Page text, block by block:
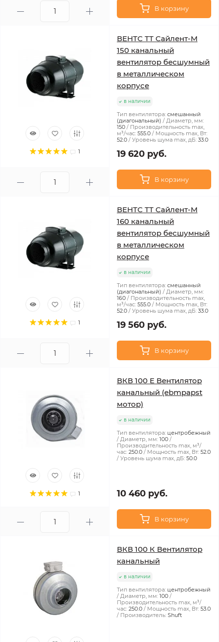
В корзину
1
ВЕНТС ТТ Сайлент-М
150 канальный
вентилятор бесшумный
в металлическом
корпусе
в наличии
Тип вентилятора: смешанный
(диагональный)
Диаметр, мм:
150
Производительность max,
м³/час: 555.0
Мощность max, Вт:
52.0
Уровень шума max, дБ: 33.0
19 620 руб.
В корзину
1
ВЕНТС ТТ Сайлент-М
160 канальный
вентилятор бесшумный
в металлическом
корпусе
в наличии
Тип вентилятора: смешанный
(диагональный)
Диаметр, мм:
160
Производительность max,
м³/час: 555.0
Мощность max, Вт:
52.0
Уровень шума max, дБ: 33.0
19 560 руб.
В корзину
1
ВКВ 100 Е Вентилятор
канальный (ebmpapst
мотор)
в наличии
Тип вентилятора: центробежный
Диаметр, мм: 100
Производительность max, м³/
час: 250.0 Мощность max, Вт: 52.0
Уровень шума max, дБ: 50.0
10 460 руб.
В корзину
ВКВ 100 К Вентилятор
канальный
в наличии
Тип вентилятора: центробежный
Диаметр, мм: 100
Производительность max, м³/
час: 250.0 Мощность max, Вт: 53.0
Производитель: Shuft